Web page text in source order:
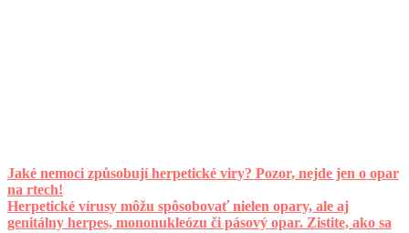
Jaké nemoci způsobují herpetické viry? Pozor, nejde jen o opar
na rtech!
Herpetické vírusy môžu spôsobovať nielen opary, ale aj
genitálny herpes, mononukleózu či pásový opar. Zistite, ako sa